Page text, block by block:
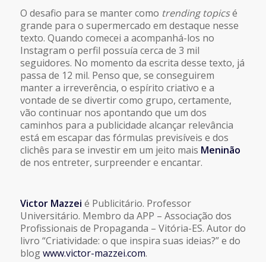
O desafio para se manter como trending topicsé
grande para o supermercado em destaque nesse
texto. Quando comecei a acompanhá-los no
Instagram o perfil possuía cerca de 3 mil
seguidores. No momento da escrita desse texto, já
passa de 12 mil. Penso que, se conseguirem
manter a irreverência, o espírito criativo e a
vontade de se divertir como grupo, certamente,
vão continuar nos apontando que um dos
caminhos para a publicidade alcançar relevância
está em escapar das fórmulas previsíveis e dos
clichês para se investir em um jeito mais Meninão
de nos entreter, surpreender e encantar.
Victor Mazzei é Publicitário. Professor
Universitário. Membro da APP – Associação dos
Profissionais de Propaganda – Vitória-ES. Autor do
livro “Criatividade: o que inspira suas ideias?” e do
blogwww.victor-mazzei.com.